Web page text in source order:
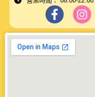
F
a
c
e
b
I
n
s